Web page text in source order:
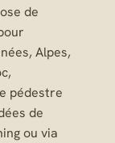
de
Alpes,
pédestre
de
ou via